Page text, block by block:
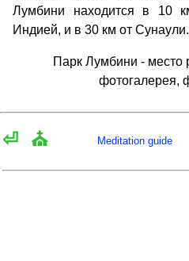
Лумбини находится в 10
Индией, и в 30 км от Сунаули.
Парк Лумбини -
фотогалерея,
⏎ ⛪ Meditation guide